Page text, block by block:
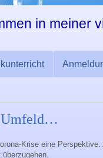
in meiner
Umfeld…
Krise eine Perspektive.